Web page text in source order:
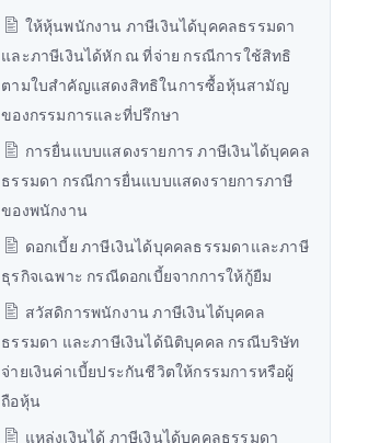
ให้หุ้นพนักงาน ภาษีเงินได้บุคคลธรรมดา
และภาษีเงินได้หัก ณ ที่จ่าย กรณีการใช้สิทธิ
ตามใบสำคัญแสดงสิทธิในการซื้อหุ้นสามัญ
ของกรรมการและที่ปรึกษา
การยื่นแบบแสดงรายการ ภาษีเงินได้บุคคล
ธรรมดา กรณีการยื่นแบบแสดงรายการภาษี
ของพนักงาน
ดอกเบี้ย ภาษีเงินได้บุคคลธรรมดาและภาษี
ธุรกิจเฉพาะ กรณีดอกเบี้ยจากการให้กู้ยืม
สวัสดิการพนักงาน ภาษีเงินได้บุคคล
ธรรมดา และภาษีเงินได้นิติบุคคล กรณีบริษัท
จ่ายเงินค่าเบี้ยประกันชีวิตให้กรรมการหรือผู้
ถือหุ้น
แหล่งเงินได้ ภาษีเงินได้บุคคลธรรมดา